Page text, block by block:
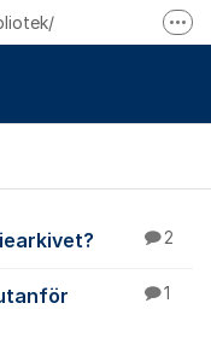
2
1